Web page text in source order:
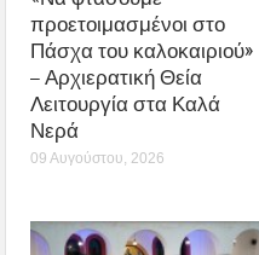
προετοιμασμένοι στο
Πάσχα του καλοκαιριού»
– Αρχιερατική Θεία
Λειτουργία στα Καλά
Νερά
09 Αυγούστου, 2026